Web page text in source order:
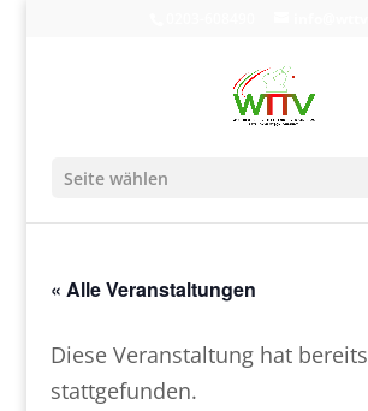
Seite wählen
« Alle Veranstaltungen
Diese Veranstaltung hat bereits
stattgefunden.